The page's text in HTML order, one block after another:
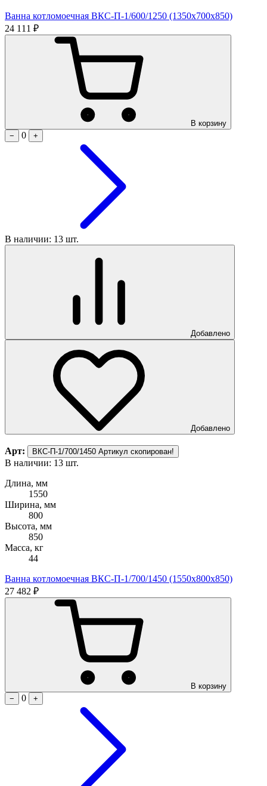
Ванна котломоечная ВКС-П-1/600/1250 (1350х700х850)
24 111 ₽
В корзину
−
0 +
В наличии: 13 шт.
Добавлено
Добавлено
Арт: ВКС-П-1/700/1450 Артикул скопирован!
В наличии: 13 шт.
Длина, мм
1550
Ширина, мм
800
Высота, мм
850
Масса, кг
44
Ванна котломоечная ВКС-П-1/700/1450 (1550х800х850)
27 482 ₽
В корзину
−
0 +